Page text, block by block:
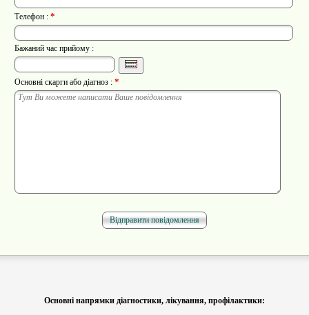
Телефон : *
Бажаний час прийому :
Основні скарги або діагноз : *
Основні напрямки діагностики, лікування, профілактики: